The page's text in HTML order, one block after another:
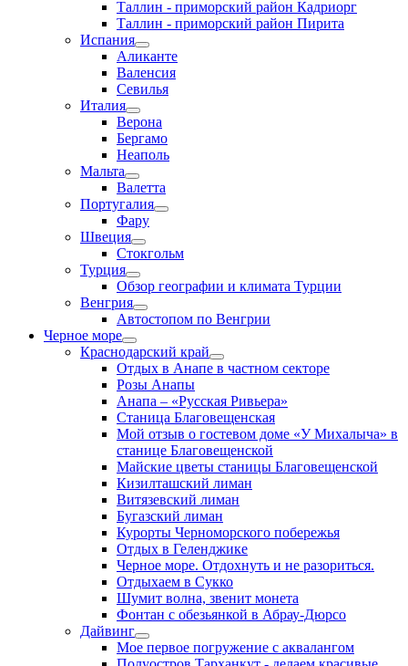
Таллин - приморский район Кадриорг
Таллин - приморский район Пирита
Испания
Аликанте
Валенсия
Севилья
Италия
Верона
Бергамо
Неаполь
Мальта
Валетта
Португалия
Фару
Швеция
Стокгольм
Турция
Обзор географии и климата Турции
Венгрия
Автостопом по Венгрии
Черное море
Краснодарский край
Отдых в Анапе в частном секторе
Розы Анапы
Анапа – «Русская Ривьера»
Станица Благовещенская
Мой отзыв о гостевом доме «У Михалыча» в
станице Благовещенской
Майские цветы станицы Благовещенской
Кизилташский лиман
Витязевский лиман
Бугазский лиман
Курорты Черноморского побережья
Отдых в Геленджике
Черное море. Отдохнуть и не разориться.
Отдыхаем в Сукко
Шумит волна, звенит монета
Фонтан с обезьянкой в Абрау-Дюрсо
Дайвинг
Мое первое погружение с аквалангом